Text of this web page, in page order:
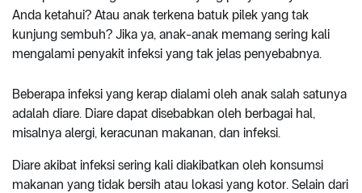
Anda ketahui? Atau anak terkena batuk pilek yang tak
kunjung sembuh? Jika ya, anak-anak memang sering kali
mengalami penyakit infeksi yang tak jelas penyebabnya.
Beberapa infeksi yang kerap dialami oleh anak salah satunya
adalah diare. Diare dapat disebabkan oleh berbagai hal,
misalnya alergi, keracunan makanan, dan infeksi.
Diare akibat infeksi sering kali diakibatkan oleh konsumsi
makanan yang tidak bersih atau lokasi yang kotor. Selain dari